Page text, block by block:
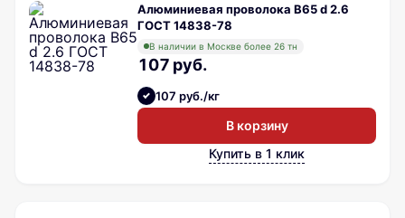
Алюминиевая проволока В65 d 2.6
ГОСТ 14838-78
В наличии в Москве более 26 тн
107 руб.
107 руб./кг
В корзину
Купить в 1 клик